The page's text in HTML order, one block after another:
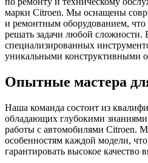
марки Citroen. Мы оснащены
и ремонтным оборудованием,
решать задачи любой сложности.
специализированных
уникальными конструктивными
Опытные мастера
Наша команда состоит из
обладающих глубокими
работы с автомобилями Citroen.
особенностям каждой модели,
гарантировать высокое качество